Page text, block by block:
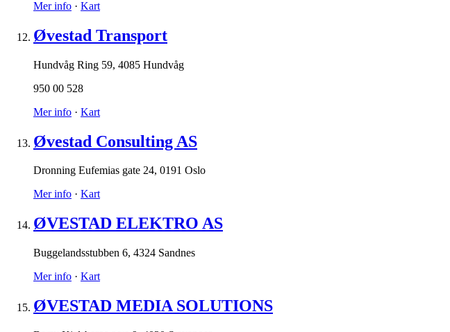
Mer info · Kart
Øvestad Transport
Hundvåg Ring 59, 4085 Hundvåg
950 00 528
Mer info · Kart
Øvestad Consulting AS
Dronning Eufemias gate 24, 0191 Oslo
Mer info · Kart
ØVESTAD ELEKTRO AS
Buggelandsstubben 6, 4324 Sandnes
Mer info · Kart
ØVESTAD MEDIA SOLUTIONS